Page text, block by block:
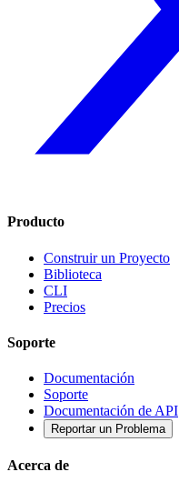
Producto
Construir un Proyecto
Biblioteca
CLI
Precios
Soporte
Documentación
Soporte
Documentación de API
Reportar un Problema
Acerca de